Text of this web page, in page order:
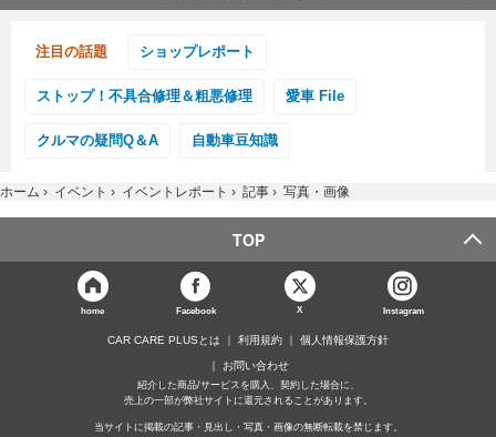
注目の話題 ショップレポート
ストップ！不具合修理＆粗悪修理 愛車 File
クルマの疑問Q＆A 自動車豆知識
ホーム › イベント › イベントレポート › 記事 › 写真・画像
TOP
home Facebook X Instagram
CAR CARE PLUSとは 利用規約 個人情報保護方針
お問い合わせ
紹介した商品/サービスを購入、契約した場合に、
売上の一部が弊社サイトに還元されることがあります。
当サイトに掲載の記事・見出し・写真・画像の無断転載を禁じます。